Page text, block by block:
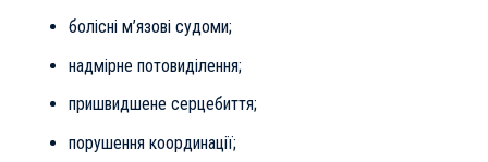
болісні м’язові судоми;
надмірне потовиділення;
пришвидшене серцебиття;
порушення координації;